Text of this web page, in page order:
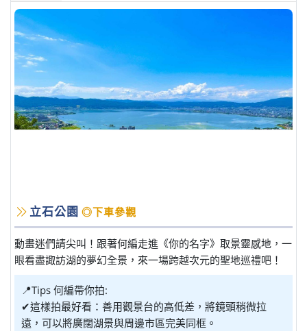
立石公園 ◎下車參觀
動畫迷們請尖叫！跟著何編走進《你的名字》取景靈感地，一
眼看盡諏訪湖的夢幻全景，來一場跨越次元的聖地巡禮吧！
📍Tips 何編帶你拍:
✔這樣拍最好看：善用觀景台的高低差，將鏡頭稍微拉
遠，可以將廣闊湖景與周邊市區完美同框。